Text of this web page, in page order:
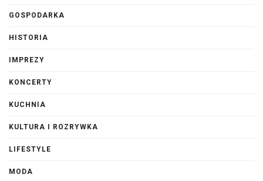
GOSPODARKA
HISTORIA
IMPREZY
KONCERTY
KUCHNIA
KULTURA I ROZRYWKA
LIFESTYLE
MODA